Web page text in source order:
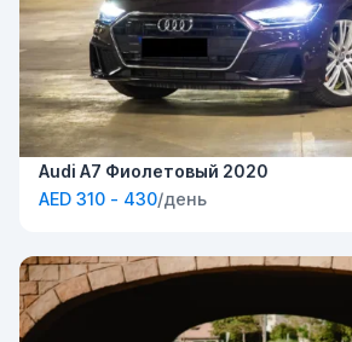
Audi A7 Фиолетовый 2020
AED 310 - 430/день